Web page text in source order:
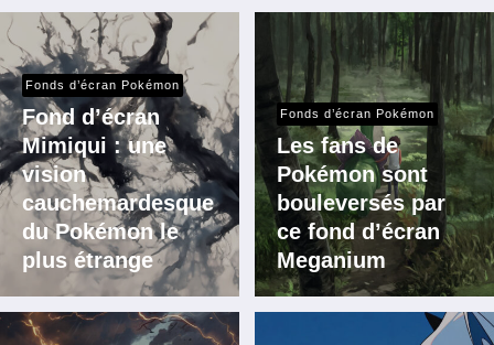
Fonds d’écran Pokémon
Fond d’écran
Mimiqui : une
vision
cauchemardesque
du Pokémon le
plus étrange
Fonds d’écran Pokémon
Les fans de
Pokémon sont
bouleversés par
ce fond d’écran
Meganium